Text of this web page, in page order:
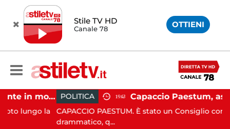
Stile TV HD
Canale 78 OTTIENI
Castellabate, incidente in moto: 27enne in ospedale
la
POLITICA 19:43
CAPACCIO PAESTUM. È stato un Consiglio comunale
drammatico, q...